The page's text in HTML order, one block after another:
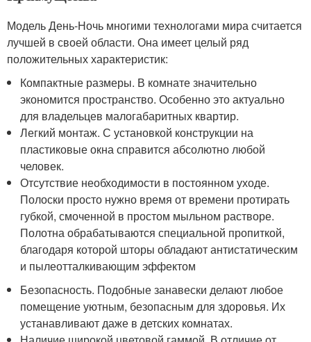
Модель День-Ночь многими технологами мира считается
лучшей в своей области. Она имеет целый ряд
положительных характеристик:
Компактные размеры. В комнате значительно
экономится пространство. Особенно это актуально
для владельцев малогабаритных квартир.
Легкий монтаж. С установкой конструкции на
пластиковые окна справится абсолютно любой
человек.
Отсутствие необходимости в постоянном уходе.
Полоски просто нужно время от времени протирать
губкой, смоченной в простом мыльном растворе.
Полотна обрабатываются специальной пропиткой,
благодаря которой шторы обладают антистатическим
и пылеотталкивающим эффектом
Безопасность. Подобные занавески делают любое
помещение уютным, безопасным для здоровья. Их
устанавливают даже в детских комнатах.